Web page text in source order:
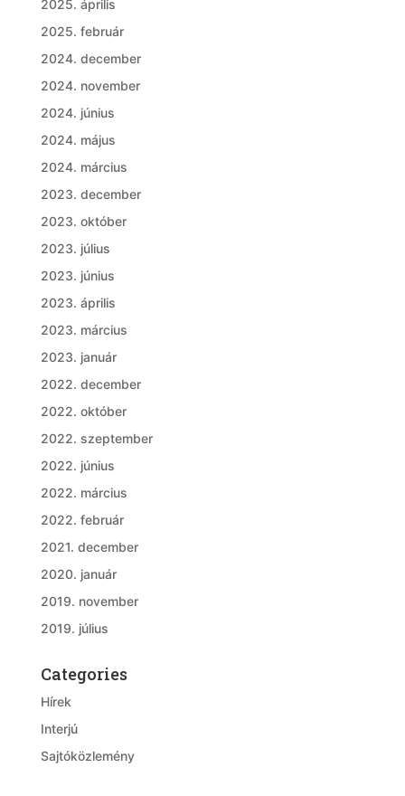
2025. április
2025. február
2024. december
2024. november
2024. június
2024. május
2024. március
2023. december
2023. október
2023. július
2023. június
2023. április
2023. március
2023. január
2022. december
2022. október
2022. szeptember
2022. június
2022. március
2022. február
2021. december
2020. január
2019. november
2019. július
Categories
Hírek
Interjú
Sajtóközlemény